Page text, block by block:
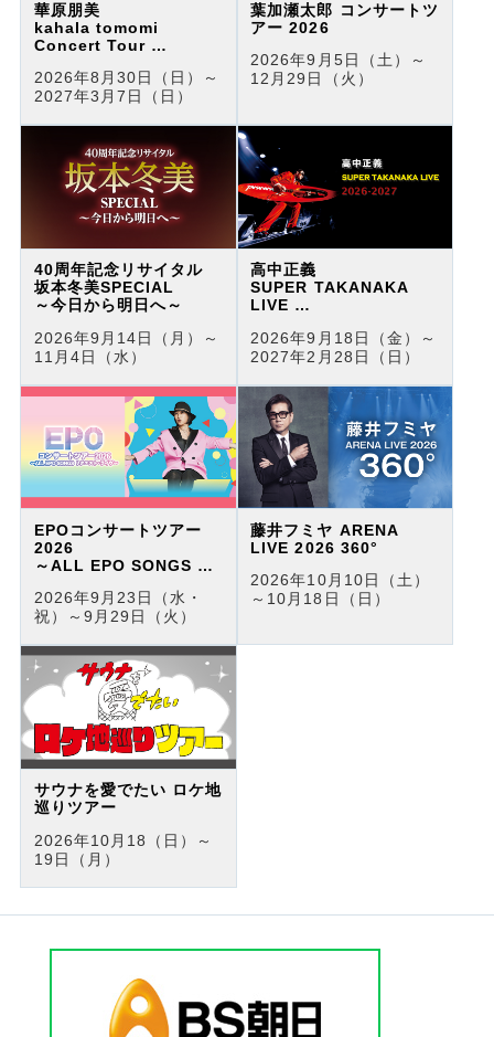
華原朋美
kahala tomomi
Concert Tour
2026年8月30日（日）～
2027年3月7日（日）
葉加瀬太郎 コンサートツ
アー 2026
2026年9月5日（土）～
12月29日（火）
40周年記念リサイタル
坂本冬美SPECIAL
～今日から明日へ～
2026年9月14日（月）～
11月4日（水）
高中正義
SUPER TAKANAKA
LIVE
2026年9月18日（金）～
2027年2月28日（日）
EPOコンサートツアー
2026
～ALL EPO SONGS リ
2026年9月23日（水・
祝）～9月29日（火）
藤井フミヤ ARENA
LIVE 2026 360°
2026年10月10日（土）
～10月18日（日）
サウナを愛でたい ロケ地
巡りツアー
2026年10月18（日）～
19日（月）